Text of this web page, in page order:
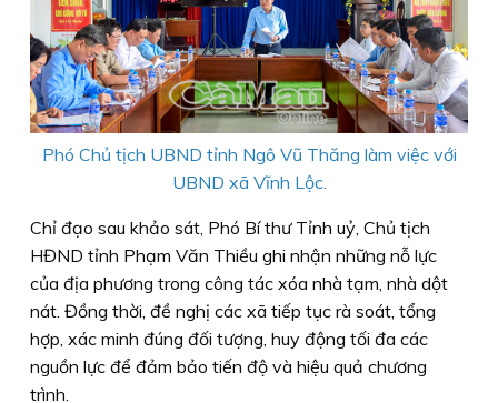
Phó Chủ tịch UBND tỉnh Ngô Vũ Thăng làm việc với
UBND xã Vĩnh Lộc.
Chỉ đạo sau khảo sát, Phó Bí thư Tỉnh uỷ, Chủ tịch
HĐND tỉnh Phạm Văn Thiều ghi nhận những nỗ lực
của địa phương trong công tác xóa nhà tạm, nhà dột
nát. Đồng thời, đề nghị các xã tiếp tục rà soát, tổng
hợp, xác minh đúng đối tượng, huy động tối đa các
nguồn lực để đảm bảo tiến độ và hiệu quả chương
trình.